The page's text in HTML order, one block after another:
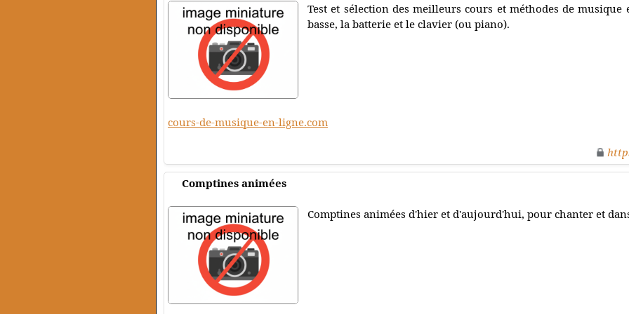
Test et sélection des meilleurs cours et méthodes de
basse, la batterie et le clavier (ou piano).
cours-de-musique-en-ligne.com
Comptines animées
Comptines animées d'hier et d'aujourd'hui, pour chanter et